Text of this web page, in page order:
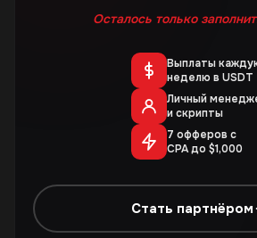
Осталось только
Выплаты
неделю в USDT
Личный
и скрипты
7 офферов с
CPA до $1,000
Стать партнёром